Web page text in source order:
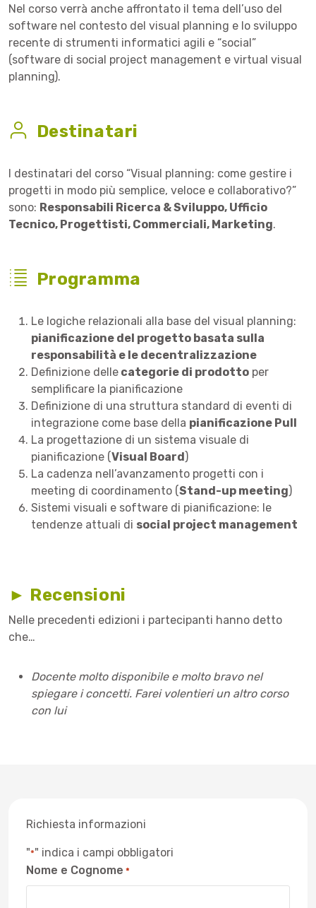
Nel corso verrà anche affrontato il tema dell’uso del
software nel contesto del visual planning e lo sviluppo
recente di strumenti informatici agili e “social”
(software di social project management e virtual visual
planning).
Destinatari
I destinatari del corso “Visual planning: come gestire i
progetti in modo più semplice, veloce e collaborativo?”
sono: Responsabili Ricerca & Sviluppo, Ufficio
Tecnico, Progettisti, Commerciali, Marketing.
Programma
Le logiche relazionali alla base del visual planning:
pianificazione del progetto basata sulla
responsabilità e le decentralizzazione
Definizione delle categorie di prodotto per
semplificare la pianificazione
Definizione di una struttura standard di eventi di
integrazione come base della pianificazione Pull
La progettazione di un sistema visuale di
pianificazione (Visual Board)
La cadenza nell’avanzamento progetti con i
meeting di coordinamento (Stand-up meeting)
Sistemi visuali e software di pianificazione: le
tendenze attuali di social project management
► Recensioni
Nelle precedenti edizioni i partecipanti hanno detto
che…
Docente molto disponibile e molto bravo nel
spiegare i concetti. Farei volentieri un altro corso
con lui
Richiesta informazioni
"*" indica i campi obbligatori
Nome e Cognome *